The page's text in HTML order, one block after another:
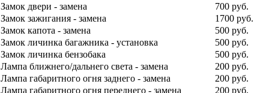
Замок двери - замена
700 руб.
Замок зажигания - замена
1700 руб.
Замок капота - замена
500 руб.
Замок личинка багажника - установка
500 руб.
Замок личинка бензобака
500 руб.
Лампа ближнего/дальнего света - замена
200 руб.
Лампа габаритного огня заднего - замена
200 руб.
Лампа габаритного огня переднего - замена
200 руб.